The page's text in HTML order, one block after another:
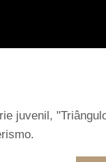
juvenil,